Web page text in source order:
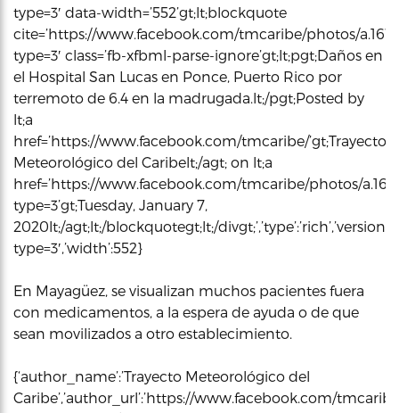
type=3′ data-width=’552’gt;lt;blockquote
cite=’https://www.facebook.com/tmcaribe/photos/
type=3′ class=’fb-xfbml-parse-ignore’gt;lt;pgt;Daños en
el Hospital San Lucas en Ponce, Puerto Rico por
terremoto de 6.4 en la madrugada.lt;/pgt;Posted by
lt;a
href=’https://www.facebook.com/tmcaribe/’gt;Trayecto
Meteorológico del Caribelt;/agt; on lt;a
href=’https://www.facebook.com/tmcaribe/photos/
type=3’gt;Tuesday, January 7,
2020lt;/agt;lt;/blockquotegt;lt;/
type=3′,’width’:552}
En Mayagüez, se visualizan muchos pacientes fuera
con medicamentos, a la espera de ayuda o de que
sean movilizados a otro establecimiento.
{‘author_name’:’Trayecto Meteorológico del
Caribe’,’author_url’:’https://www.facebook.com/tmcaribe/